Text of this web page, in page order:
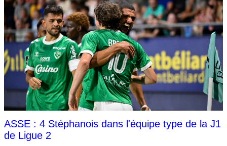
ASSE : 4 Stéphanois dans l'équipe type de la J1
de Ligue 2